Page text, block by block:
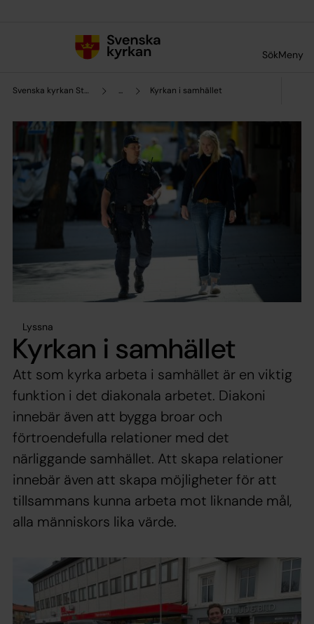
SökMeny
Svenska kyrkan Strömstads pastorat ... Kyrkan i samhället
Lyssna
Kyrkan i samhället
Att som kyrka arbeta i samhället är en viktig
funktion i det diakonala arbetet. Diakoni
innebär även att bygga broar och
förtroendefulla relationer med det
närliggande samhället. Att skapa relationer
innebär även att skapa möjligheter för att
tillsammans kunna arbeta mot liknande mål,
alla människors lika värde.